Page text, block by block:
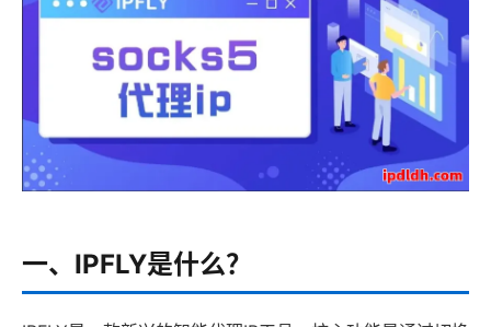
一、IPFLY是什么？